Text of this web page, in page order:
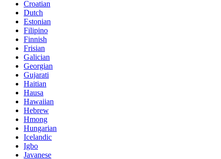
Croatian
Dutch
Estonian
Filipino
Finnish
Frisian
Galician
Georgian
Gujarati
Haitian
Hausa
Hawaiian
Hebrew
Hmong
Hungarian
Icelandic
Igbo
Javanese